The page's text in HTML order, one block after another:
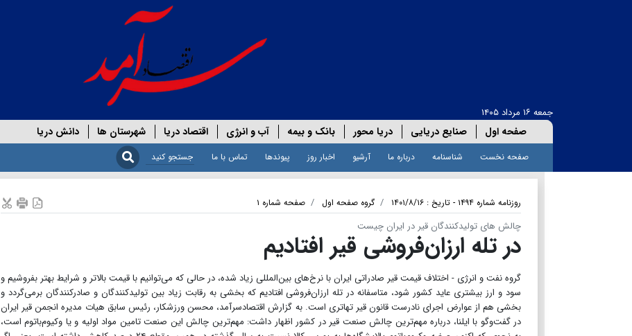
جمعه ۱۶ مرداد ۱۴۰۵
صفحه اول صنایع دریایی دریا محور بانک و بیمه آب و انرژی اقتصاد دریا شهرستان ها دانش دریا
صفحه نخست شناسنامه درباره ما آرشیو اخبار روز پیوندها تماس با ما
روزنامه شماره ۱۴۹۴ - تاریخ : ۱۴۰۱/۸/۱۶ گروه صفحه اول صفحه شماره ۱
چالش های تولیدکنندگان قیر در ایران چیست
در تله ارزان‌فروشی قیر افتادیم
گروه نفت و انرژی - اختلاف قیمت قیر صادراتی ایران با نرخ‌های بین‌المللی زیاد شده، در حالی که می‌توانیم با قیمت بالاتر و شرایط بهتر بفروشیم و
سود و ارز بیشتری عاید کشور شود، متاسفانه در تله ارزان‌فروشی افتادیم که بخشی به رقابت زیاد بین تولیدکنندگان و صادرکنندگان برمی‌گردد و
بخشی هم از عوارض اجرای نادرست قانون قیر تهاتری است. به گزارش اقتصادسرآمد، محسن ورزشکار، رئیس سابق هیات مدیره انجمن قیر ایران
در گفت‌وگو با ایلنا، درباره مهم‌ترین چالش صنعت قیر در کشور اظهار داشت: مهم‌ترین چالش این صنعت تامین مواد اولیه و یا وکیوم‌باتوم است،